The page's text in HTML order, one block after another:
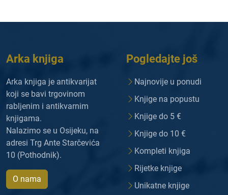
Arka knjiga
Arka knjiga je antikvarijat
koji se bavi trgovinom
rabljenim i antikvarnim
knjigama.
Nalazimo se u Osijeku, na
adresi Trg Ante Starčevića
10 (Pothodnik).
O nama
Pogledajte još
Najnovije u ponudi
Knjige na popustu
Knjige do 5 €
Knjige do 10 €
Kompleti knjiga
Rijetke knjige
Unikatne knjige